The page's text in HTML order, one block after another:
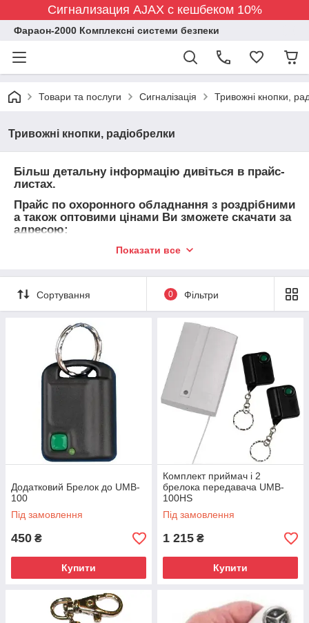
Сигнализация AJAX с кешбеком 10%
Фараон-2000 Комплексні системи безпеки
Товари та послуги Сигналізація Тривожні кнопки,
Тривожні кнопки, радіобрелки
Більш детальну інформацію дивіться в прайс-
листах.
Прайс по охоронного обладнання з роздрібними
а також оптовими цінами Ви зможете скачати за
адресою:
Для узгодження остаточних оптових цін
телефонуйте за тел. 063-717-38-55 або 098-858-
56-26.
Показати все
Сортування 0 Фільтри
Додатковий Брелок до UMB-
100
Під замовлення
450 ₴
Купити
Комплект приймач і 2
брелока передавача UMB-
100HS
Під замовлення
1 215 ₴
Купити